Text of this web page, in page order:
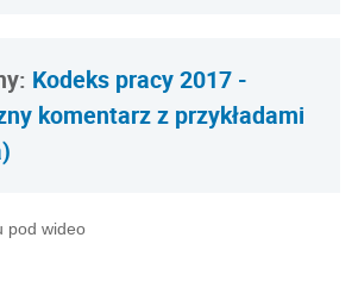
Kodeks pracy 2017 -
komentarz z przykładami
pod wideo